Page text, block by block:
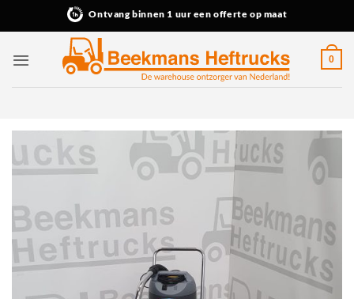
Ontvang binnen 1 uur een offerte op maat
0